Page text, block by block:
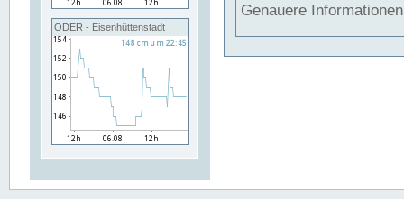
ODER - Eisenhüttenstadt
Genauere